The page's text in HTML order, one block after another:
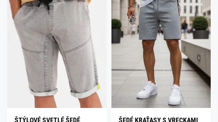
ŠTÝLOVÉ SVETLÉ ŠEDÉ
ŠEDÉ KRAŤASY S VRECKAMI